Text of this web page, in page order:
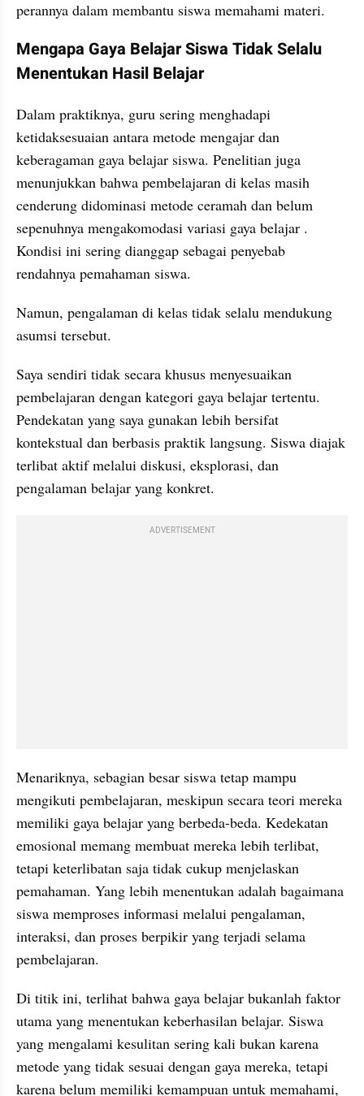
perannya dalam membantu siswa memahami materi.
Mengapa Gaya Belajar Siswa Tidak Selalu
Menentukan Hasil Belajar
Dalam praktiknya, guru sering menghadapi
ketidaksesuaian antara metode mengajar dan
keberagaman gaya belajar siswa. Penelitian juga
menunjukkan bahwa pembelajaran di kelas masih
cenderung didominasi metode ceramah dan belum
sepenuhnya mengakomodasi variasi gaya belajar .
Kondisi ini sering dianggap sebagai penyebab
rendahnya pemahaman siswa.
Namun, pengalaman di kelas tidak selalu mendukung
asumsi tersebut.
Saya sendiri tidak secara khusus menyesuaikan
pembelajaran dengan kategori gaya belajar tertentu.
Pendekatan yang saya gunakan lebih bersifat
kontekstual dan berbasis praktik langsung. Siswa diajak
terlibat aktif melalui diskusi, eksplorasi, dan
pengalaman belajar yang konkret.
ADVERTISEMENT
Menariknya, sebagian besar siswa tetap mampu
mengikuti pembelajaran, meskipun secara teori mereka
memiliki gaya belajar yang berbeda-beda. Kedekatan
emosional memang membuat mereka lebih terlibat,
tetapi keterlibatan saja tidak cukup menjelaskan
pemahaman. Yang lebih menentukan adalah bagaimana
siswa memproses informasi melalui pengalaman,
interaksi, dan proses berpikir yang terjadi selama
pembelajaran.
Di titik ini, terlihat bahwa gaya belajar bukanlah faktor
utama yang menentukan keberhasilan belajar. Siswa
yang mengalami kesulitan sering kali bukan karena
metode yang tidak sesuai dengan gaya mereka, tetapi
karena belum memiliki kemampuan untuk memahami,